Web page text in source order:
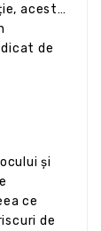
acest
de
și
ce
de